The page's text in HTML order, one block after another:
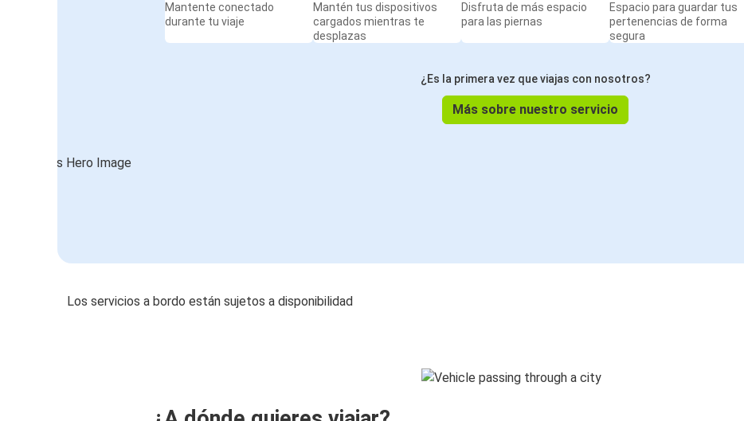
Mantente conectado
durante tu viaje
Mantén tus dispositivos
cargados mientras te
desplazas
Disfruta de más espacio
para las piernas
Espacio para guardar tus
pertenencias de forma
segura
¿Es la primera vez que viajas con nosotros?
Más sobre nuestro servicio
Los servicios a bordo están sujetos a disponibilidad